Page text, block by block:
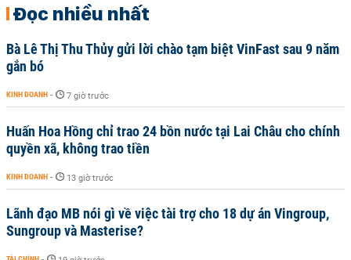
Đọc nhiều nhất
Bà Lê Thị Thu Thủy gửi lời chào tạm biệt VinFast sau 9 năm
gắn bó
KINH DOANH - 7 giờ trước
Huấn Hoa Hồng chỉ trao 24 bồn nước tại Lai Châu cho chính
quyền xã, không trao tiền
KINH DOANH - 13 giờ trước
Lãnh đạo MB nói gì về việc tài trợ cho 18 dự án Vingroup,
Sungroup và Masterise?